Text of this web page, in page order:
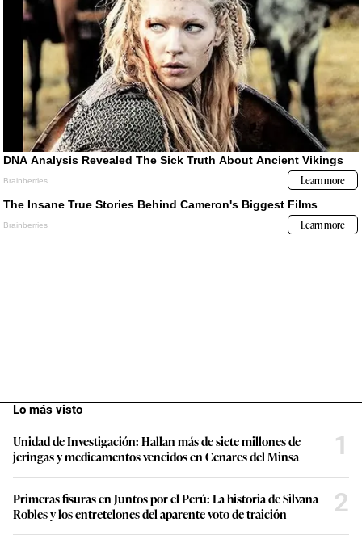
Lo más visto
Unidad de Investigación: Hallan más de siete millones de
jeringas y medicamentos vencidos en Cenares del Minsa
1
Primeras fisuras en Juntos por el Perú: La historia de Silvana
Robles y los entretelones del aparente voto de traición
2